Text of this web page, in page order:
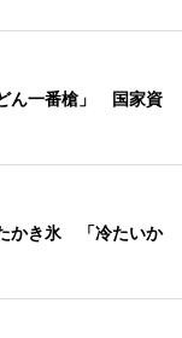
ん一番槍」 国家資
かき氷 「冷たいか